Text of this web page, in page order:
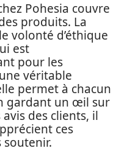
Pohesia couvre
produits. La
volonté d’éthique
est
pour les
véritable
permet à chacun
gardant un œil sur
des clients, il
ces